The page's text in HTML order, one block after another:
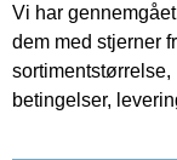
Vi har
dem med stjerner
betingelser,